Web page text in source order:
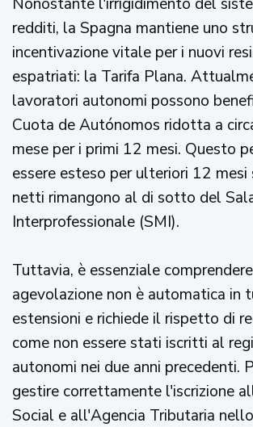
redditi, la Spagna mantiene uno
incentivazione vitale per i nuovi
espatriati: la Tarifa Plana.
lavoratori autonomi possono
Cuota de Autónomos ridotta a
mese per i primi 12 mesi. Questo
essere esteso per ulteriori 12 mesi
netti rimangono al di sotto del
Interprofessionale (SMI).
Tuttavia, è essenziale
agevolazione non è automatica in
estensioni e richiede il rispetto di
come non essere stati iscritti al
autonomi nei due anni precedenti.
gestire correttamente l'iscrizione
Social e all'Agencia Tributaria